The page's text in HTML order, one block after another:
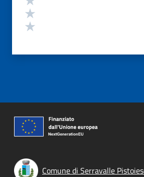
Comune di Serravalle